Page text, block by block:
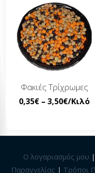
Φακιές Τρίχρωμες
0,35€ – 3,50€/Κιλό
Ο λογαριασμός μου |
Παραγγελίας | Τρόποι